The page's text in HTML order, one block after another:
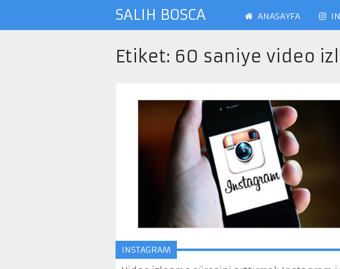
SALIH BOSCA ANASAYFA
Etiket: 60 saniye video
INSTAGRAM